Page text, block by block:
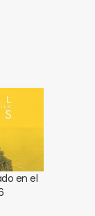
en el